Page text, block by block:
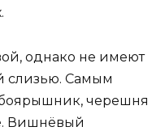
однако не имеют
слизью. Самым
черешня
Вишнёвый